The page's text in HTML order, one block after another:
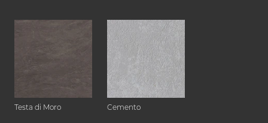
Testa di Moro Cemento